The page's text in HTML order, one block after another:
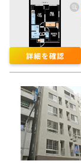
詳細を確認